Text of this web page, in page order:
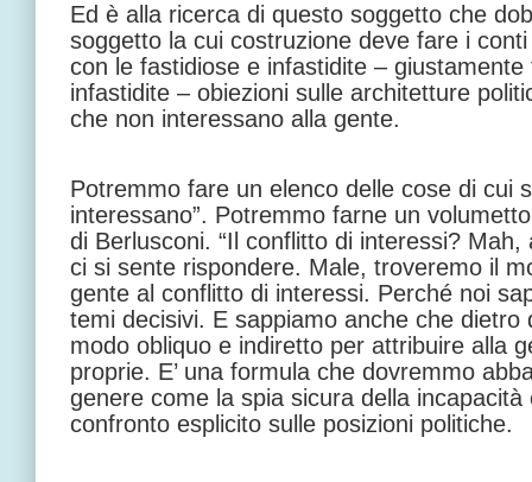
Ed è alla ricerca di questo soggetto che
soggetto la cui costruzione deve fare i
con le fastidiose e infastidite –
infastidite – obiezioni sulle architetture
che non interessano alla gente.
Potremmo fare un elenco delle cose di cui
interessano”. Potremmo farne un
di Berlusconi. “Il conflitto di interessi? Mah,
ci si sente rispondere. Male, troveremo il
gente al conflitto di interessi. Perché noi
temi decisivi. E sappiamo anche che dietro
modo obliquo e indiretto per attribuire alla
proprie. E’ una formula che dovremmo
genere come la spia sicura della
confronto esplicito sulle posizioni politiche.